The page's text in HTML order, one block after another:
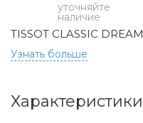
уточняйте
наличие
TISSOT CLASSIC DREAM
Узнать больше
Характеристики